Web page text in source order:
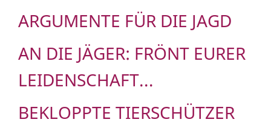
ARGUMENTE FÜR DIE JAGD
AN DIE JÄGER: FRÖNT EURER
LEIDENSCHAFT...
BEKLOPPTE TIERSCHÜTZER